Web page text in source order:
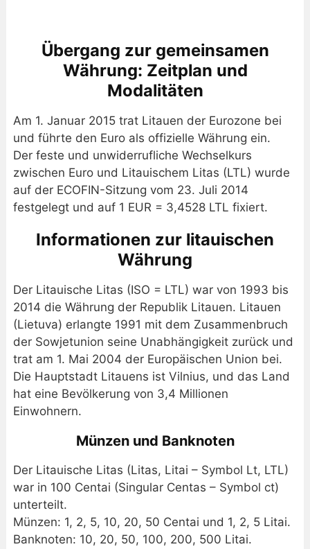
Übergang zur gemeinsamen
Währung: Zeitplan und
Modalitäten
Am 1. Januar 2015 trat Litauen der Eurozone bei
und führte den Euro als offizielle Währung ein.
Der feste und unwiderrufliche Wechselkurs
zwischen Euro und Litauischem Litas (LTL) wurde
auf der ECOFIN-Sitzung vom 23. Juli 2014
festgelegt und auf 1 EUR = 3,4528 LTL fixiert.
Informationen zur litauischen
Währung
Der Litauische Litas (ISO = LTL) war von 1993 bis
2014 die Währung der Republik Litauen. Litauen
(Lietuva) erlangte 1991 mit dem Zusammenbruch
der Sowjetunion seine Unabhängigkeit zurück und
trat am 1. Mai 2004 der Europäischen Union bei.
Die Hauptstadt Litauens ist Vilnius, und das Land
hat eine Bevölkerung von 3,4 Millionen
Einwohnern.
Münzen und Banknoten
Der Litauische Litas (Litas, Litai – Symbol Lt, LTL)
war in 100 Centai (Singular Centas – Symbol ct)
unterteilt.
Münzen: 1, 2, 5, 10, 20, 50 Centai und 1, 2, 5 Litai.
Banknoten: 10, 20, 50, 100, 200, 500 Litai.